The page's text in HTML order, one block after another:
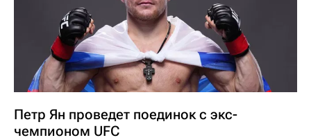
Петр Ян проведет поединок с экс-
чемпионом UFC